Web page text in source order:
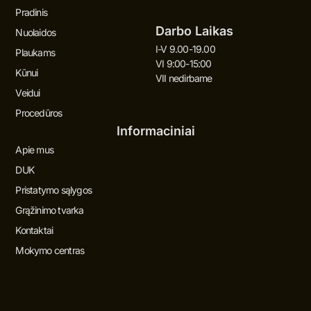
Pradinis
Nuolaidos
Plaukams
Kūnui
Veidui
Procedūros
Darbo Laikas
I-V 9.00-19.00
VI 9:00-15:00
VII nedirbame
Informaciniai
Apie mus
DUK
Pristatymo sąlygos
Grąžinimo tvarka
Kontaktai
Mokymo centras